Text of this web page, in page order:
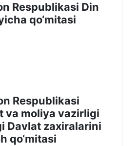
Respublikаsi Din
qo‘mitаsi
Respublikasi
va moliya vazirligi
Dаvlаt zаxirаlаrini
qo‘mitаsi